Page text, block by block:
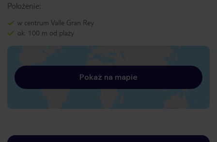
Położenie:
w centrum Valle Gran Rey
ok. 100 m od plaży
Pokaż na mapie